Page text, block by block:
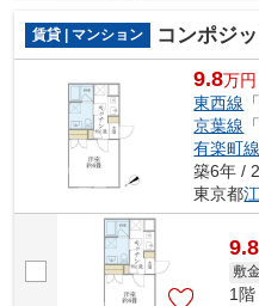
賃貸 | マンション コンポジ
9.8万円
東西線 「
京葉線 「
有楽町線
築6年 /
東京都
9.8
敷
1